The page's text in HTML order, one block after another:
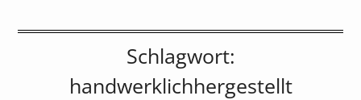
Schlagwort:
handwerklichhergestellt